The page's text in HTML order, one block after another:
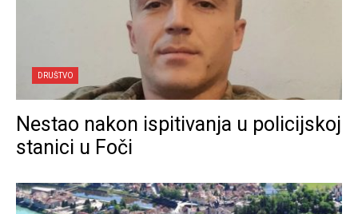
DRUŠTVO
Nestao nakon ispitivanja u policijskoj
stanici u Foči